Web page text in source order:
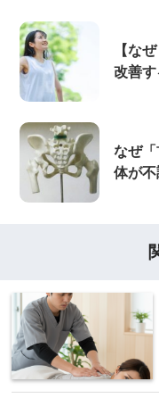
【な
改善す
なぜ
体が不